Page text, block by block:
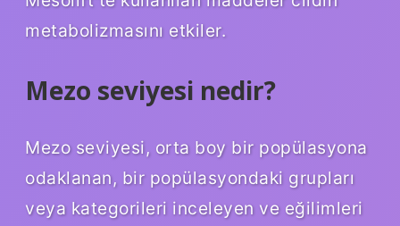
metabolizmasını etkiler.
Mezo seviyesi nedir?
Mezo seviyesi, orta boy bir popülasyona
odaklanan, bir popülasyondaki grupları
veya kategorileri inceleyen ve eğilimleri